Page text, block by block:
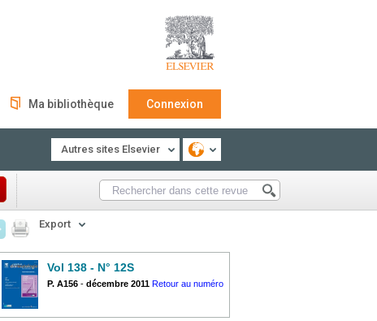
Ma bibliothèque Connexion
Autres sites Elsevier
Export
Vol 138 - N° 12S
P. A156 - décembre 2011 Retour au numéro